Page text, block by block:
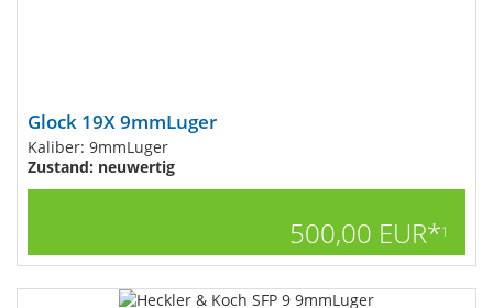
Glock 19X 9mmLuger
Kaliber: 9mmLuger
Zustand: neuwertig
500,00 EUR*1